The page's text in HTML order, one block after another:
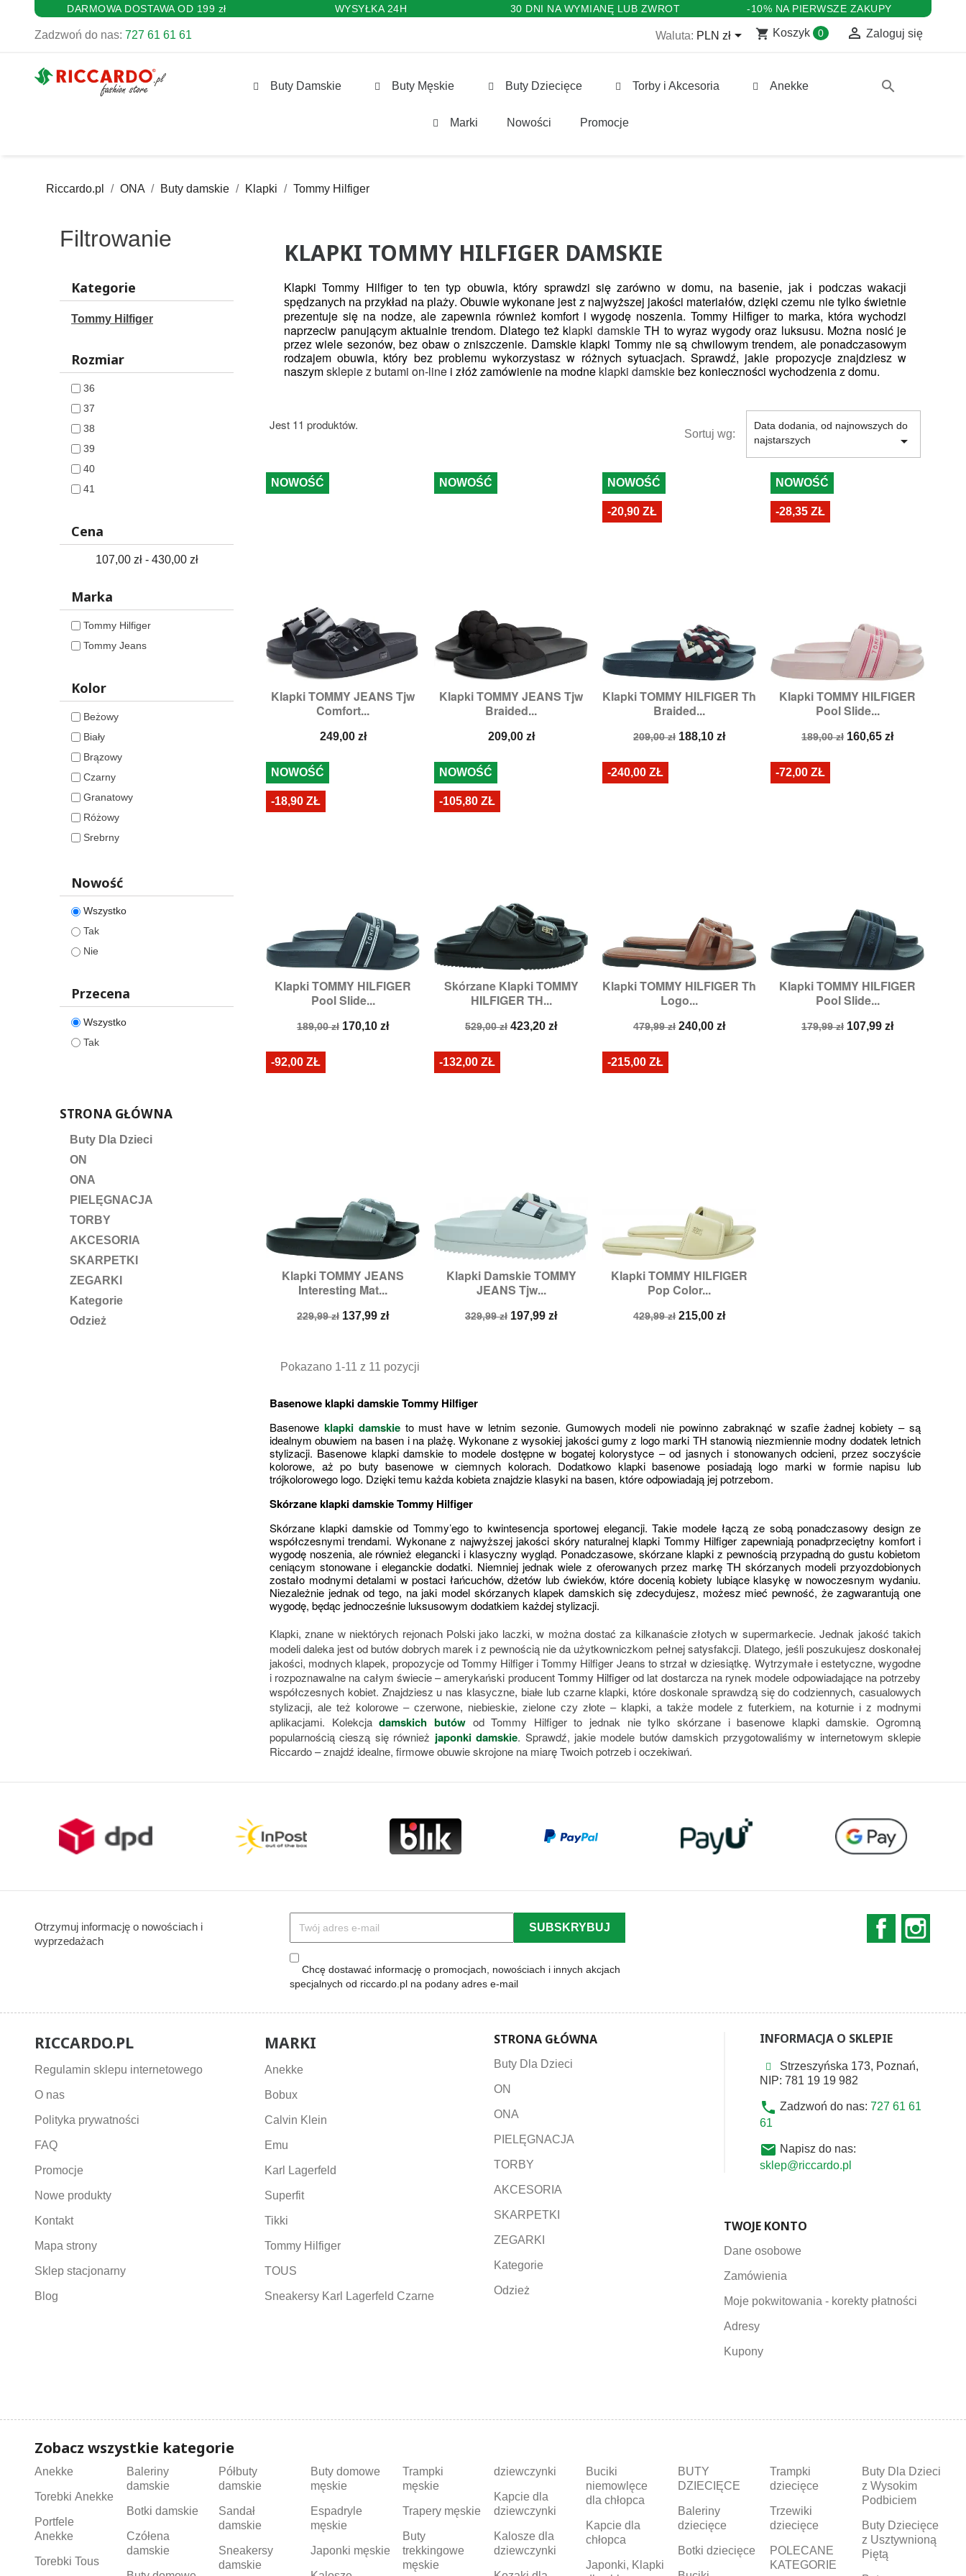
DARMOWA DOSTAWA OD 199 zł WYSYŁKA 24H 30 DNI NA WYMIANĘ LUB ZWROT -10% NA PIERWSZE ZAKUPY
Zadzwoń do nas: 727 61 61 61 Waluta: PLN zł shopping_cart Koszyk 0  Zaloguj się
Buty Damskie Buty Męskie Buty Dziecięce Torby i Akcesoria Anekke
Marki Nowości Promocje
search
Riccardo.pl ONA Buty damskie Klapki Tommy Hilfiger
Filtrowanie
Kategorie
Tommy Hilfiger
Rozmiar
36
37
38
39
40
41
Cena
107,00 zł - 430,00 zł
Marka
Tommy Hilfiger
Tommy Jeans
Kolor
Beżowy
Biały
Brązowy
Czarny
Granatowy
Różowy
Srebrny
Nowość
Wszystko
Tak
Nie
Przecena
Wszystko
Tak
STRONA GŁÓWNA
Buty Dla Dzieci
ON
ONA
PIELĘGNACJA
TORBY
AKCESORIA
SKARPETKI
ZEGARKI
Kategorie
Odzież
KLAPKI TOMMY HILFIGER DAMSKIE
Klapki Tommy Hilfiger to ten typ obuwia, który sprawdzi się zarówno w domu, na basenie, jak i podczas wakacji
spędzanych na przykład na plaży. Obuwie wykonane jest z najwyższej jakości materiałów, dzięki czemu nie tylko świetnie
prezentuje się na nodze, ale zapewnia również komfort i wygodę noszenia. Tommy Hilfiger to marka, która wychodzi
naprzeciw panującym aktualnie trendom. Dlatego też klapki damskie TH to wyraz wygody oraz luksusu. Można nosić je
przez wiele sezonów, bez obaw o zniszczenie. Damskie klapki Tommy nie są chwilowym trendem, ale ponadczasowym
rodzajem obuwia, który bez problemu wykorzystasz w różnych sytuacjach. Sprawdź, jakie propozycje znajdziesz w
naszym sklepie z butami on-line i złóż zamówienie na modne klapki damskie bez konieczności wychodzenia z domu.
Jest 11 produktów.
Sortuj wg:
Data dodania, od najnowszych do
najstarszych

Klapki TOMMY JEANS Tjw
Comfort...
Cena
249,00 zł
Szybki podgląd
Rozmiary:38,39,
NOWOŚĆ
Klapki TOMMY JEANS Tjw
Braided...
Cena
209,00 zł
Szybki podgląd
Rozmiary:41
NOWOŚĆ
Klapki TOMMY HILFIGER Th
Braided...
Cena
209,00 zł Cena
188,10 zł
Szybki podgląd
Rozmiary:40
NOWOŚĆ
-20,90 ZŁ
Klapki TOMMY HILFIGER
Pool Slide...
Cena
189,00 zł Cena
160,65 zł
 Szybki podgląd
Rozmiary:36,37,38,
NOWOŚĆ
-28,35 ZŁ
Klapki TOMMY HILFIGER
Pool Slide...
Cena
189,00 zł Cena
170,10 zł
 Szybki podgląd
Rozmiary:37,39,
NOWOŚĆ
-18,90 ZŁ
Skórzane Klapki TOMMY
HILFIGER TH...
Cena
529,00 zł Cena
423,20 zł
Szybki podgląd
Rozmiary:37,38, 39,
NOWOŚĆ
-105,80 ZŁ
Klapki TOMMY HILFIGER Th
Logo...
Cena
479,99 zł Cena
240,00 zł
Szybki podgląd
Rozmiary:
-240,00 ZŁ
Klapki TOMMY HILFIGER
Pool Slide...
Cena
179,99 zł Cena
107,99 zł
 Szybki podgląd
Rozmiary:36
-72,00 ZŁ
Klapki TOMMY JEANS
Interesting Mat...
Cena
229,99 zł Cena
137,99 zł
Szybki podgląd
Rozmiary:37
-92,00 ZŁ
Klapki Damskie TOMMY
JEANS Tjw...
Cena
329,99 zł Cena
197,99 zł
Szybki podgląd
Rozmiary:36,39
-132,00 ZŁ
Klapki TOMMY HILFIGER
Pop Color...
Cena
429,99 zł Cena
215,00 zł
 Szybki podgląd
Rozmiary:40
-215,00 ZŁ
Pokazano 1-11 z 11 pozycji
Basenowe klapki damskie Tommy Hilfiger
Basenowe klapki damskie to must have w letnim sezonie. Gumowych modeli nie powinno zabraknąć w szafie żadnej kobiety – są
idealnym obuwiem na basen i na plażę. Wykonane z wysokiej jakości gumy z logo marki TH stanowią niezmiennie modny dodatek letnich
stylizacji. Basenowe klapki damskie to modele dostępne w bogatej kolorystyce – od jasnych i stonowanych odcieni, przez soczyście
kolorowe, aż po buty basenowe w ciemnych kolorach. Dodatkowo klapki basenowe posiadają logo marki w formie napisu lub
trójkolorowego logo. Dzięki temu każda kobieta znajdzie klasyki na basen, które odpowiadają jej potrzebom.
Skórzane klapki damskie Tommy Hilfiger
Skórzane klapki damskie od Tommy’ego to kwintesencja sportowej elegancji. Takie modele łączą ze sobą ponadczasowy design ze
współczesnymi trendami. Wykonane z najwyższej jakości skóry naturalnej klapki Tommy Hilfiger zapewniają ponadprzeciętny komfort i
wygodę noszenia, ale również elegancki i klasyczny wygląd. Ponadczasowe, skórzane klapki z pewnością przypadną do gustu kobietom
ceniącym stonowane i eleganckie dodatki. Niemniej jednak wiele z oferowanych przez markę TH skórzanych modeli przyozdobionych
zostało modnymi detalami w postaci łańcuchów, dżetów lub ćwieków, które docenią kobiety lubiące klasykę w nowoczesnym wydaniu.
Niezależnie jednak od tego, na jaki model skórzanych klapek damskich się zdecydujesz, możesz mieć pewność, że zagwarantują one
wygodę, będąc jednocześnie luksusowym dodatkiem każdej stylizacji.
Klapki, znane w niektórych rejonach Polski jako laczki, w można dostać za kilkanaście złotych w supermarkecie. Jednak jakość takich
modeli daleka jest od butów dobrych marek i z pewnością nie da użytkowniczkom pełnej satysfakcji. Dlatego, jeśli poszukujesz doskonałej
jakości, modnych klapek, propozycje od Tommy Hilfiger i Tommy Hilfiger Jeans to strzał w dziesiątkę. Wytrzymałe i estetyczne, wygodne
i rozpoznawalne na całym świecie – amerykański producent Tommy Hilfiger od lat dostarcza na rynek modele odpowiadające na potrzeby
współczesnych kobiet. Znajdziesz u nas klasyczne, białe lub czarne klapki, które doskonale sprawdzą się do codziennych, casualowych
stylizacji, ale też kolorowe – czerwone, niebieskie, zielone czy złote – klapki, a także modele z futerkiem, na koturnie i z modnymi
aplikacjami. Kolekcja damskich butów od Tommy Hilfiger to jednak nie tylko skórzane i basenowe klapki damskie. Ogromną
popularnością cieszą się również japonki damskie. Sprawdź, jakie modele butów damskich przygotowaliśmy w internetowym sklepie
Riccardo – znajdź idealne, firmowe obuwie skrojone na miarę Twoich potrzeb i oczekiwań.
Otrzymuj informację o nowościach i
wyprzedażach
Chcę dostawać informację o promocjach, nowościach i innych akcjach
specjalnych od riccardo.pl na podany adres e-mail
Facebook
RICCARDO.PL
Regulamin sklepu internetowego
O nas
Polityka prywatności
FAQ
Promocje
Nowe produkty
Kontakt
Mapa strony
Sklep stacjonarny
Blog
MARKI
Anekke
Bobux
Calvin Klein
Emu
Karl Lagerfeld
Superfit
Tikki
Tommy Hilfiger
TOUS
Sneakersy Karl Lagerfeld Czarne
STRONA GŁÓWNA
Buty Dla Dzieci
ON
ONA
PIELĘGNACJA
TORBY
AKCESORIA
SKARPETKI
ZEGARKI
Kategorie
Odzież
INFORMACJA O SKLEPIE
Strzeszyńska 173, Poznań,
NIP: 781 19 19 982
phone Zadzwoń do nas: 727 61 61
61
email Napisz do nas:
sklep@riccardo.pl
TWOJE KONTO
Dane osobowe
Zamówienia
Moje pokwitowania - korekty płatności
Adresy
Kupony
Zobacz wszystkie kategorie
Anekke
Torebki Anekke
Portfele
Anekke
Torebki Tous
Baleriny
damskie
Botki damskie
Czółena
damskie
Półbuty
damskie
Sandał
damskie
Sneakersy
damskie
Buty domowe
męskie
Espadryle
męskie
Japonki męskie
Trampki
męskie
Trapery męskie
Buty
trekkingowe
męskie
dziewczynki
Kapcie dla
dziewczynki
Kalosze dla
dziewczynki
Buciki
niemowlęce
dla chłopca
Kapcie dla
chłopca
Japonki, Klapki
BUTY
DZIECIĘCE
Baleriny
dziecięce
Botki dziecięce
Trampki
dziecięce
Trzewiki
dziecięce
POLECANE
KATEGORIE
Buty Dla Dzieci
z Wysokim
Podbiciem
Buty Dziecięce
z Usztywnioną
Piętą